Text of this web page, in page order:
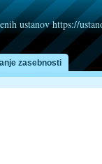
ustanov https://
zasebnosti